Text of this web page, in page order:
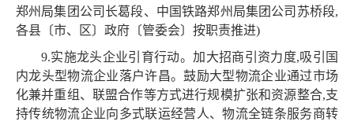
郑州局集团公司长葛段、中国铁路郑州局集团公司苏桥段,
各县〔市、区〕政府〔管委会〕按职责推进)
9.实施龙头企业引育行动。加大招商引资力度,吸引国
内龙头型物流企业落户许昌。鼓励大型物流企业通过市场
化兼并重组、联盟合作等方式进行规模扩张和资源整合,支
持传统物流企业向多式联运经营人、物流全链条服务商转